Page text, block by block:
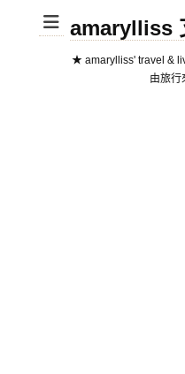
amarylliss
★ amarylliss' travel &
由旅行